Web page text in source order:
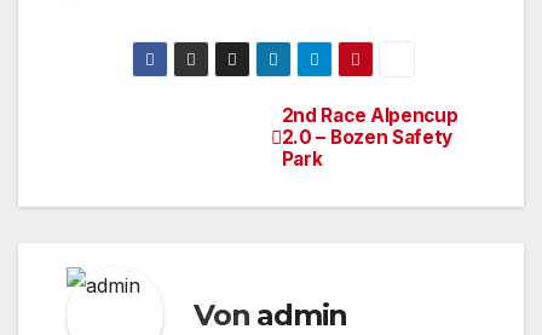
2nd Race Alpencup
2.0 – Bozen Safety
Park
Von admin